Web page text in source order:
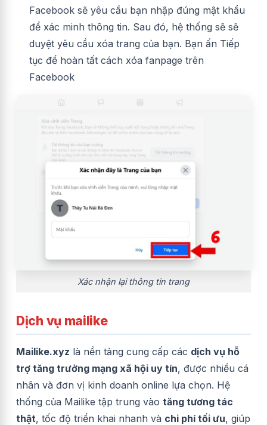
Facebook sẽ yêu cầu bạn nhập đúng mật khẩu
để xác minh thông tin. Sau đó, hệ thống sẽ sẽ
duyệt yêu cầu xóa trang của bạn. Bạn ấn Tiếp
tục để hoàn tất cách xóa fanpage trên
Facebook
Xác nhận lại thông tin trang
Dịch vụ mailike
Mailike.xyz là nền tảng cung cấp các dịch vụ hỗ
trợ tăng trưởng mạng xã hội uy tín, được nhiều cá
nhân và đơn vị kinh doanh online lựa chọn. Hệ
thống của Mailike tập trung vào tăng tương tác
thật, tốc độ triển khai nhanh và chi phí tối ưu, giúp